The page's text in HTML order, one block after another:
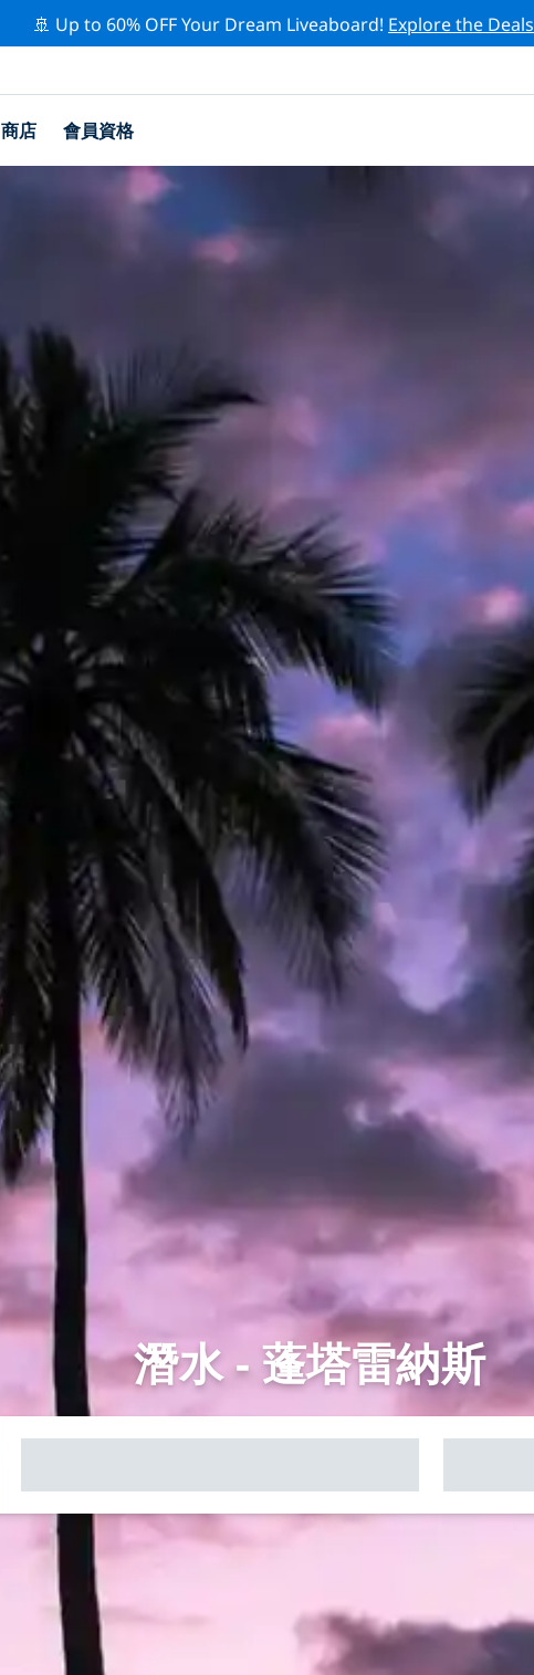
🚢 Up to 60% OFF Your Dream Liveaboard! Explore the Deals
商店 會員資格
潛水 - 蓬塔雷納斯